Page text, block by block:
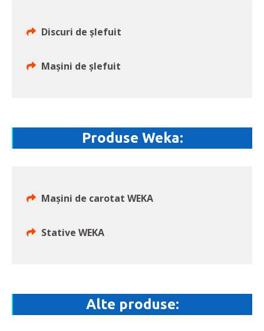
Discuri de șlefuit
Mașini de șlefuit
Produse Weka:
Mașini de carotat WEKA
Stative WEKA
Alte produse: